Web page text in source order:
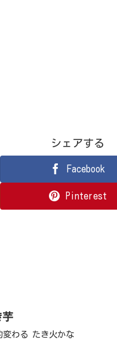
シェアする
Facebook
Pinterest
芋
変わる たき火かな